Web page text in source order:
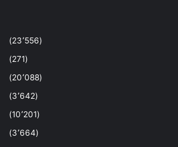
(23٬556)
(271)
(20٬088)
(3٬642)
(10٬201)
(3٬664)